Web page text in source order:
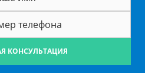
КОНСУЛЬТАЦИЯ